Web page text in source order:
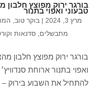
בורגר ירוק מפוצץ חלבון
טבעוני ואפוי בתנור
מרץ 3, 2024 | בוקר טוב
מתבשלים ,סדנאות
בורגר ירוק מפוצץ חלבון
ואפוי בתנור ארוחת
להתחיל את השבוע בירוק –